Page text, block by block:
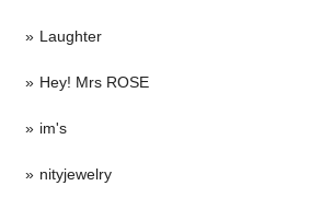
Laughter
Hey! Mrs ROSE
im's
nityjewelry